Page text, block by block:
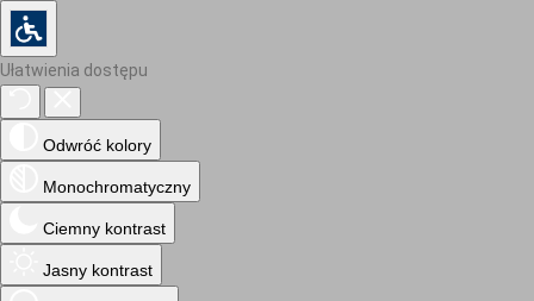
Ułatwienia dostępu
Odwróć kolory
Monochromatyczny
Ciemny kontrast
Jasny kontrast